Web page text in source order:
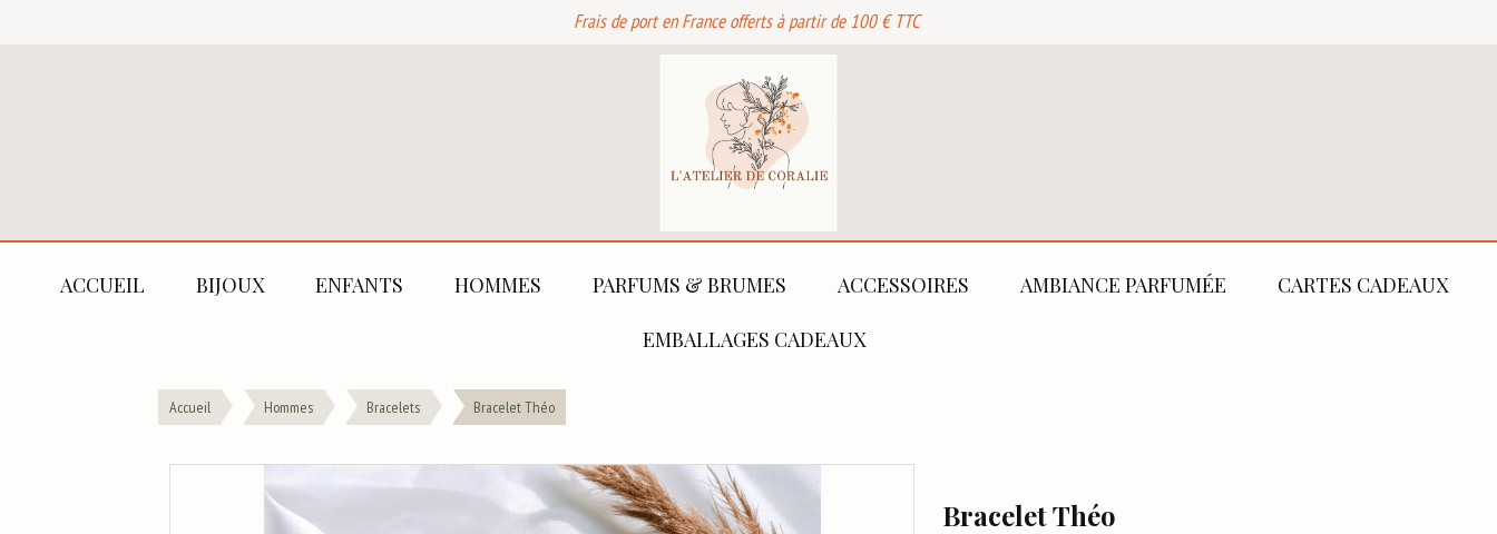
Frais de port en France offerts à partir de 100 € TTC
ACCUEIL BIJOUX ENFANTS HOMMES PARFUMS & BRUMES ACCESSOIRES AMBIANCE PARFUMÉE CARTES CADEAUX
EMBALLAGES CADEAUX
Accueil Hommes Bracelets Bracelet Théo
Bracelet Théo